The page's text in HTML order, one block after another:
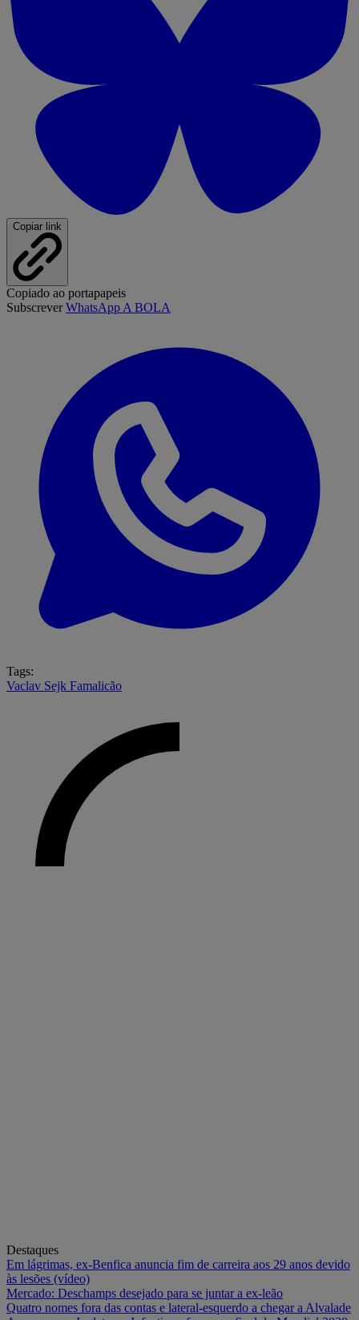
Copiar link
Copiado ao portapapeis
SubscreverWhatsApp A BOLA
Tags:
Vaclav Sejk Famalicão
Destaques
Em lágrimas, ex-Benfica anuncia fim de carreira aos 29 anos devido
às lesões (vídeo)
Mercado: Deschamps desejado para se juntar a ex-leão
Quatro nomes fora das contas e lateral-esquerdo a chegar a Alvalade